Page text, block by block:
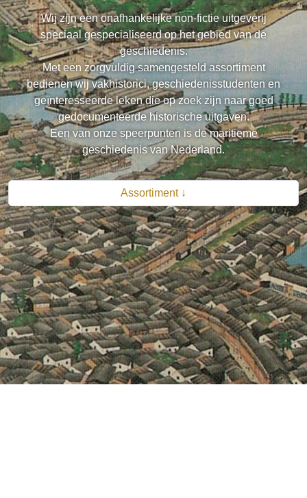
Wij zijn een onafhankelijke non-fictie uitgeverij
speciaal gespecialiseerd op het gebied van de
geschiedenis.
Met een zorgvuldig samengesteld assortiment
bedienen wij vakhistorici, geschiedenisstudenten en
geïnteresseerde leken die op zoek zijn naar goed
gedocumenteerde historische uitgaven.
Een van onze speerpunten is de maritieme
geschiedenis van Nederland.
Assortiment ↓